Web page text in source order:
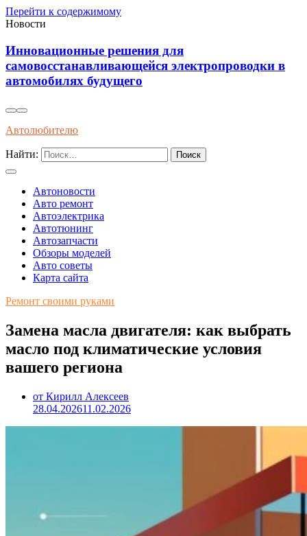
Перейти к содержимому
Новости
Установка виброизоляции под капот для
уменьшения шумов и повышения комфорта в
автомобиле
Автолюбителю
Найти:
Автоновости
Авто ремонт
Автоэлектрика
Автотюнинг
Автозапчасти
Обзоры моделей
Авто советы
Карта сайта
Ремонт своими руками
Замена масла двигателя: как выбрать
масло под климатические условия
вашего региона
от Кирилл Алексеев
28.04.202611.02.2026